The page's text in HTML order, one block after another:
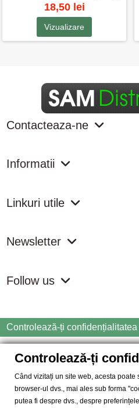
18,50 lei
Vizualizare
Contacteaza-ne
Informatii
Linkuri utile
Newsletter
Follow us
Controlează-ți confidențialitatea
Copyright
2026
SAM DISTRIBUTION S.R.L.- Cod
Comertului: J40/10004/2002,
Controlează-ți
Când vizitați un site web, acesta poate
browser-ul dvs., mai ales sub forma
putea fi despre dvs., despre